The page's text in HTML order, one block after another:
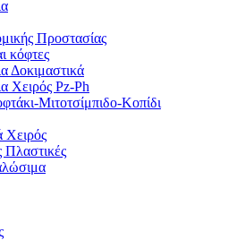
Προστασίας
κόφτες
Δοκιμαστικά
Χειρός Pz-Ph
Μιτοτσίμπιδο-Κοπίδι
Χειρός
Πλαστικές